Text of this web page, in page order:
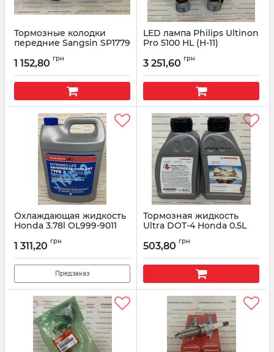
Тормозные колодки
передние Sangsin SP1779
1 152,80 грн
LED лампа Philips Ultinon
Pro 5100 HL (H-11)
3 251,60 грн
Охлаждающая жидкость
Honda 3.78l OL999-9011
1 311,20 грн
Предзаказ
Тормозная жидкость
Ultra DOT-4 Honda 0.5L
Артикул: 22090106002
503,80 грн